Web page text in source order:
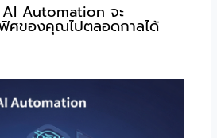
Automation จะ
ศของคุณไปตลอดกาลได้